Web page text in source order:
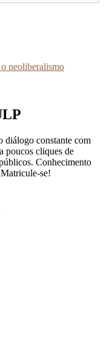
neoliberalismo
diálogo constante com
poucos cliques de
Conhecimento
se!